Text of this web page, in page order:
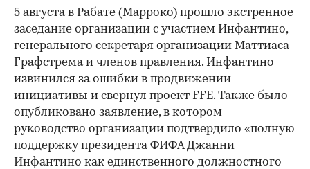
5 августа в Рабате (Марроко) прошло экстренное
заседание организации с участием Инфантино,
генерального секретаря организации Маттиаса
Графстрема и членов правления. Инфантино
извинился за ошибки в продвижении
инициативы и свернул проект FFE. Также было
опубликовано заявление, в котором
руководство организации подтвердило «полную
поддержку президента ФИФА Джанни
Инфантино как единственного должностного